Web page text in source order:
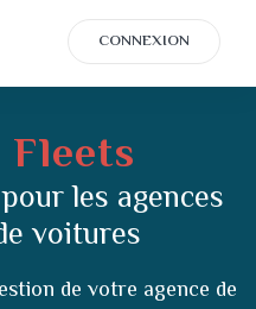
CONNEXION
Fleets
les agences
voitures
de votre agence de